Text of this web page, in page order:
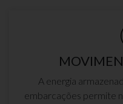
A energia
embarcações permite